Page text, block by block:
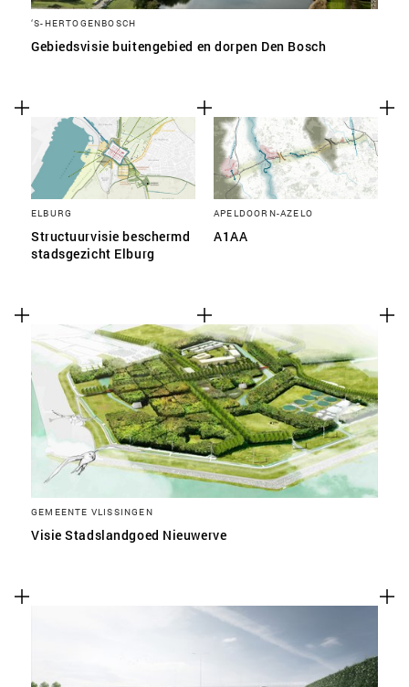
‘S-HERTOGENBOSCH
Gebiedsvisie buitengebied en dorpen Den Bosch
ELBURG
Structuurvisie beschermd
stadsgezicht Elburg
APELDOORN-AZELO
A1AA
GEMEENTE VLISSINGEN
Visie Stadslandgoed Nieuwerve